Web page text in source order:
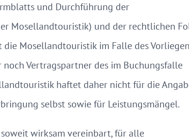
und Durchführung der
Mosellandtouristik) und der rechtlichen
Mosellandtouristik im Falle des
Vertragspartner des im Buchungsfalle
haftet daher nicht für die
selbst sowie für Leistungsmängel.
wirksam vereinbart, für alle